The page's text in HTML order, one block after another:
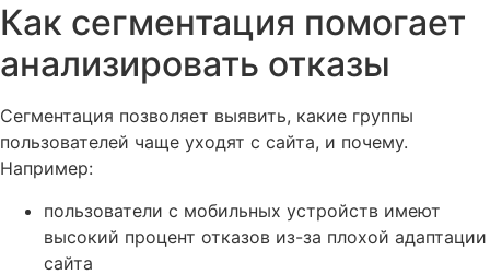
Как сегментация помогает
анализировать отказы
Сегментация позволяет выявить, какие группы
пользователей чаще уходят с сайта, и почему.
Например:
пользователи с мобильных устройств имеют
высокий процент отказов из-за плохой адаптации
сайта